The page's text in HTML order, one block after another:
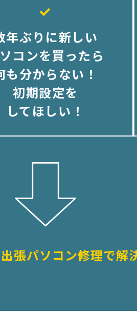
年ぶりに新しい
コンを買ったら
も分からない！
初期設定を
してほしい！
張パソコン修理で解